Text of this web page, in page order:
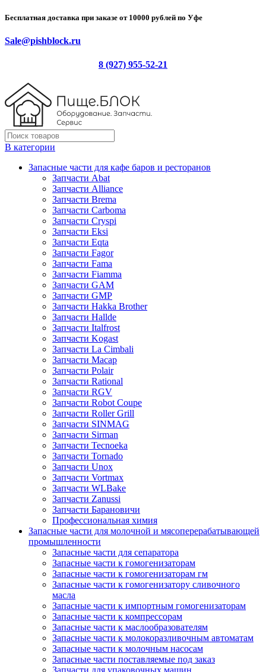
Бесплатная доставка при заказе от 10000 рублей по Уфе
Sale@pishblock.ru
8 (927) 955-52-21
В категории
Запасные части для кафе баров и ресторанов
Запчасти Abat
Запчасти Alliance
Запчасти Brema
Запчасти Carboma
Запчасти Cryspi
Запчасти Eksi
Запчасти Eqta
Запчасти Fagor
Запчасти Fama
Запчасти Fiamma
Запчасти GAM
Запчасти GMP
Запчасти Hakka Brother
Запчасти Hallde
Запчасти Italfrost
Запчасти Kogast
Запчасти La Cimbali
Запчасти Macap
Запчасти Polair
Запчасти Rational
Запчасти RGV
Запчасти Robot Coupe
Запчасти Roller Grill
Запчасти SINMAG
Запчасти Sirman
Запчасти Tecnoeka
Запчасти Tornado
Запчасти Unox
Запчасти Vortmax
Запчасти WLBake
Запчасти Zanussi
Запчасти Барановичи
Профессиональная химия
Запасные части для молочной и мясоперерабатывающей
промышленности
Запасные части для сепаратора
Запасные части к гомогенизаторам
Запасные части к гомогенизаторам гм
Запасные части к гомогенизатору сливочного
масла
Запасные части к импортным гомогенизаторам
Запасные части к компрессорам
Запасные части к маслообразователям
Запасные части к молокоразливочным автоматам
Запасные части к молочным насосам
Запасные части поставляемые под заказ
Запчасти для упаковочных машин